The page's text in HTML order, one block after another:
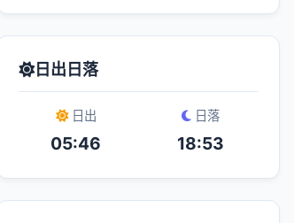
日出日落
日出
05:46
日落
18:53